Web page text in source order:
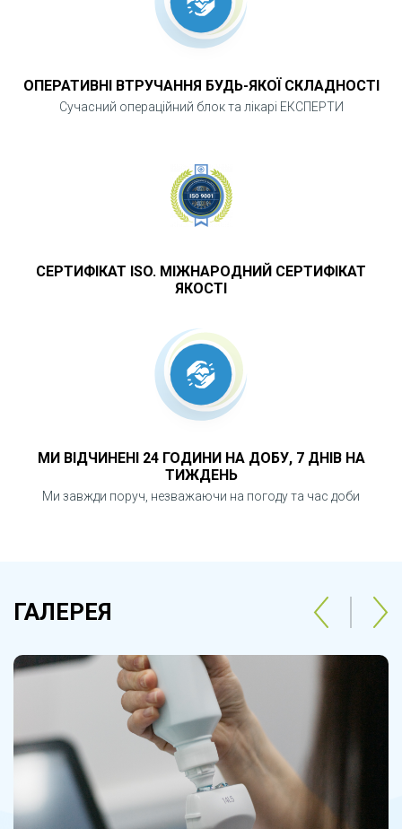
ОПЕРАТИВНІ ВТРУЧАННЯ БУДЬ-ЯКОЇ СКЛАДНОСТІ
Сучасний операційний блок та лікарі ЕКСПЕРТИ
СЕРТИФІКАТ ISO. МІЖНАРОДНИЙ СЕРТИФІКАТ
ЯКОСТІ
МИ ВІДЧИНЕНІ 24 ГОДИНИ НА ДОБУ, 7 ДНІВ НА
ТИЖДЕНЬ
Ми завжди поруч, незважаючи на погоду та час доби
ГАЛЕРЕЯ